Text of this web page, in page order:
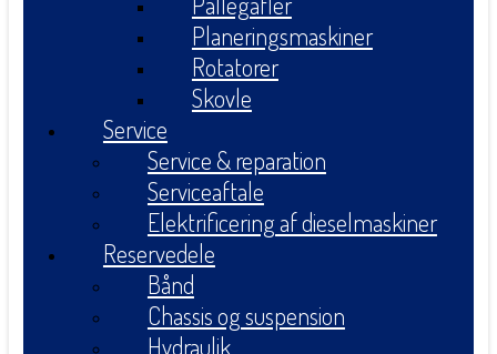
Planeringsmaskiner
Rotatorer
Skovle
Service
Service & reparation
Serviceaftale
Elektrificering af dieselmaskiner
Reservedele
Bånd
Chassis og suspension
Hydraulik